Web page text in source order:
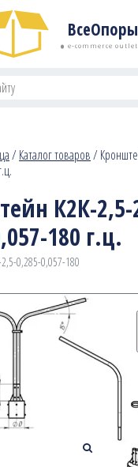
ВсеОпоры
e-commerce outlet
/Каталог товаров/
К2К-2,5-
180 г.ц.
0,285-0,057-180